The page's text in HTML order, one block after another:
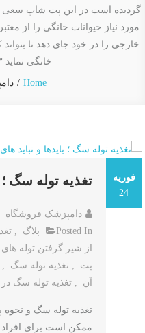
گردیده است در این پت شاپ سعی
مورد نیاز حیوانات خانگی را از
خارجی را در خود جای دهد تا
خانگی نماید ۰۹۳۵۳۲۸۱۶۱۳
Home
فوریه
24
تغذیه توله سگ ؛
دامپزشک فروشگاه
Posted In بلاگ ,
از شیر گرفتن توله های
پت
,تغذیه توله سگ
آن
,تغذیه توله سگ
تغذیه توله سگ و نحوه
ممکن است برای افراد